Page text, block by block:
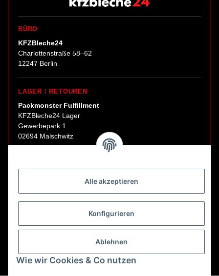
Alle akzeptieren
Konfigurieren
Ablehnen
Wie wir Cookies & Co nutzen
BÜRO
KFZBleche24
Charlottenstraße 58–62
12247 Berlin
LAGER / RETOUREN
Packmonster Fulfillment
KFZBleche24 Lager
Gewerbepark 1
02694 Malschwitz
Abholungen nur nach Terminvereinbarung.
E-Mail:sales@kfzbleche24.de
Vertrag widerrufen
* Alle Preise inkl. gesetzlicher USt., zzgl.Versand